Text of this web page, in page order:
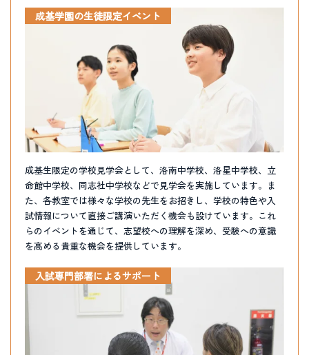
成基学園の生徒限定イベント
成基生限定の学校見学会として、洛南中学校、洛星中学校、立
命館中学校、同志社中学校などで見学会を実施しています。ま
た、各教室では様々な学校の先生をお招きし、学校の特色や入
試情報について直接ご講演いただく機会も設けています。これ
らのイベントを通じて、志望校への理解を深め、受験への意識
を高める貴重な機会を提供しています。
入試専門部署によるサポート